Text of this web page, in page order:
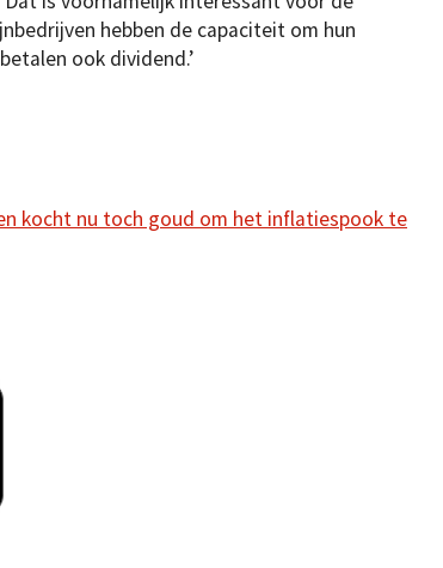
hebben de capaciteit om hun
ook dividend.’
kocht nu toch goud om het inflatiespook te